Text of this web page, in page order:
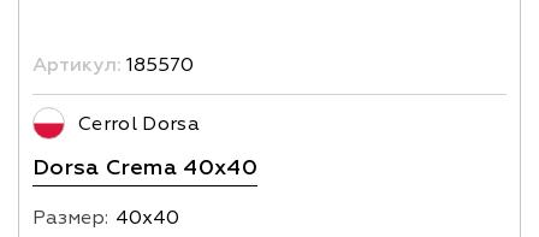
Артикул: 185570
Cerrol Dorsa
Dorsa Crema 40x40
Размер: 40х40